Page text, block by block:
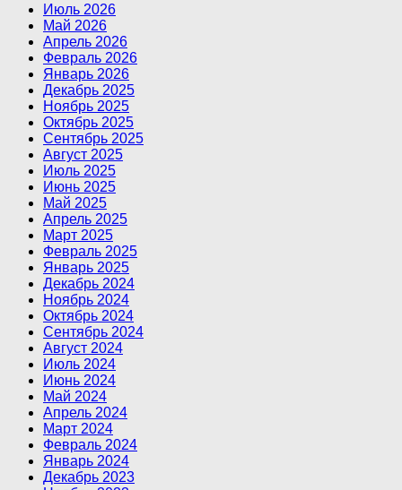
Июль 2026
Май 2026
Апрель 2026
Февраль 2026
Январь 2026
Декабрь 2025
Ноябрь 2025
Октябрь 2025
Сентябрь 2025
Август 2025
Июль 2025
Июнь 2025
Май 2025
Апрель 2025
Март 2025
Февраль 2025
Январь 2025
Декабрь 2024
Ноябрь 2024
Октябрь 2024
Сентябрь 2024
Август 2024
Июль 2024
Июнь 2024
Май 2024
Апрель 2024
Март 2024
Февраль 2024
Январь 2024
Декабрь 2023